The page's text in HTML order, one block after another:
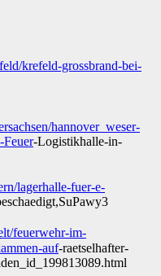
krefeld-grossbrand-bei-
hannover_weser-
Feuer-Logistikhalle-in-
lagerhalle-fuer-e-
feuerwehr-im-
auf-raetselhafter-